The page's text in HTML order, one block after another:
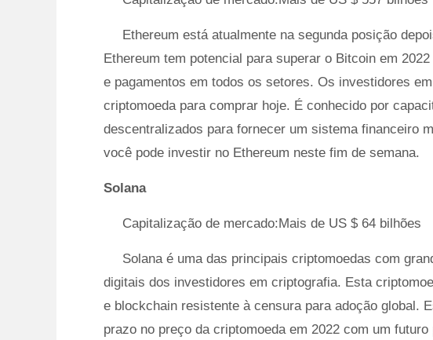
Ethereum está atualmente na segunda posição
Ethereum tem potencial para superar o Bitcoin em
e pagamentos em todos os setores. Os investidores
criptomoeda para comprar hoje. É conhecido por
descentralizados para fornecer um sistema financeiro
você pode investir no Ethereum neste fim de semana.
Solana
Capitalização de mercado:Mais de US $ 64 bilhões
Solana é uma das principais criptomoedas com
digitais dos investidores em criptografia. Esta
e blockchain resistente à censura para adoção global.
prazo no preço da criptomoeda em 2022 com um futuro